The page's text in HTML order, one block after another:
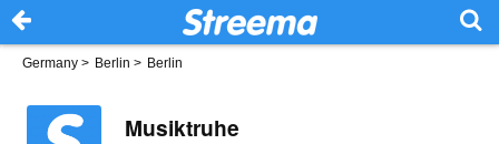
Germany > Berlin > Berlin
Musiktruhe